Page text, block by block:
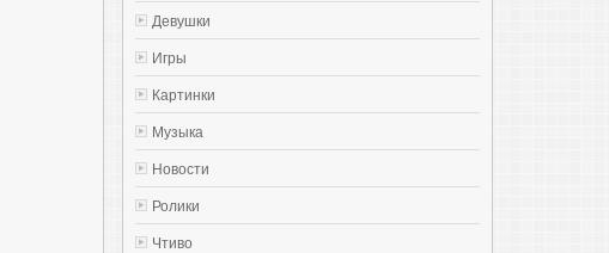
Девушки
Игры
Картинки
Музыка
Новости
Ролики
Чтиво